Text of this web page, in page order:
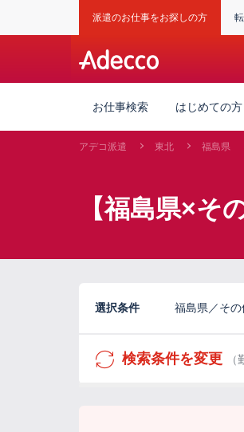
派遣のお仕事をお探しの方
お仕事検索 はじめての方
アデコ派遣 東北 福島県
【福島県×そ
選択条件 福島県／その
検索条件を変更